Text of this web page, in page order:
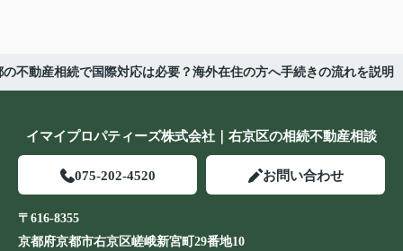
の不動産相続で国際対応は必要？海外在住の方へ手続きの流れを説明
イマイプロパティーズ株式会社｜右京区の相続不動産相談
075-202-4520 お問い合わせ
〒616-8355
京都府京都市右京区嵯峨新宮町29番地10